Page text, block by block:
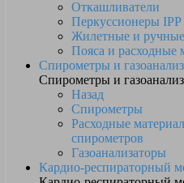
Откашливатели
Перкуссионеры IPP
Жилетные и
Пояса и расходные
Спирометры и
Спирометры и
Назад
Спирометры
Расходные
спирометров
Газоанализаторы
Кардио-респираторный